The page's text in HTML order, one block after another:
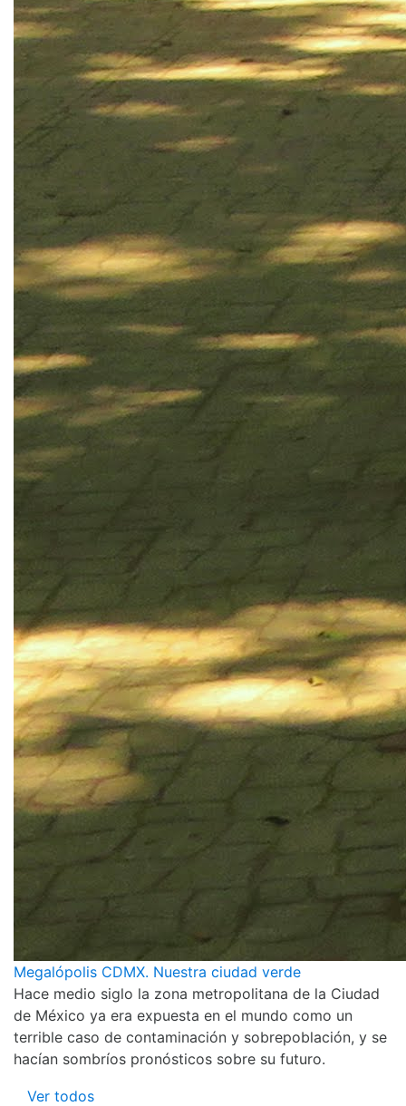
Megalópolis CDMX. Nuestra ciudad verde
Hace medio siglo la zona metropolitana de la Ciudad
de México ya era expuesta en el mundo como un
terrible caso de contaminación y sobrepoblación, y se
hacían sombríos pronósticos sobre su futuro.
Ver todos